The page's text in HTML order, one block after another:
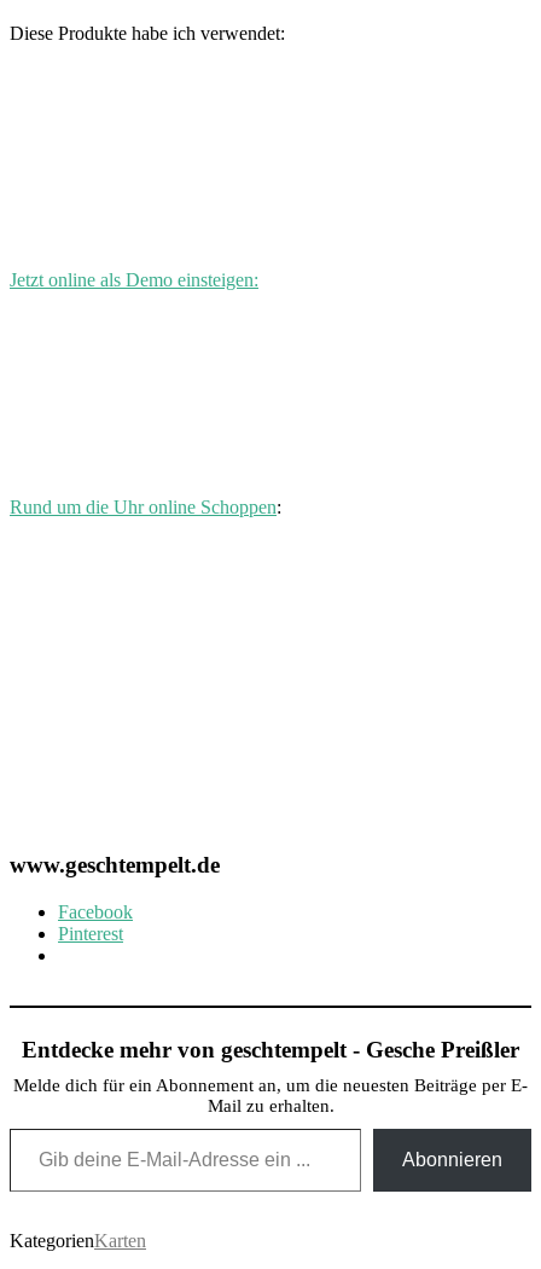
Diese Produkte habe ich verwendet:
Jetzt online als Demo einsteigen:
Rund um die Uhr online Schoppen:
www.geschtempelt.de
Facebook
Pinterest
Entdecke mehr von geschtempelt - Gesche Preißler
Melde dich für ein Abonnement an, um die neuesten Beiträge per E-
Mail zu erhalten.
Gib deine E-Mail-Adresse ein ...
Abonnieren
KategorienKarten